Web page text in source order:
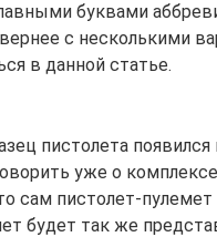
буквами
с несколькими
в данной статье.
пистолета
уже о
сам пистолет-
будет так же